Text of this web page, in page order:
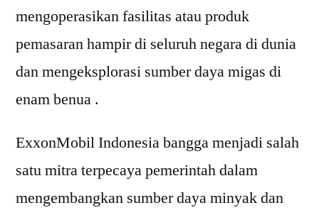
mengoperasikan fasilitas atau produk
pemasaran hampir di seluruh negara di dunia
dan mengeksplorasi sumber daya migas di
enam benua .
ExxonMobil Indonesia bangga menjadi salah
satu mitra terpecaya pemerintah dalam
mengembangkan sumber daya minyak dan